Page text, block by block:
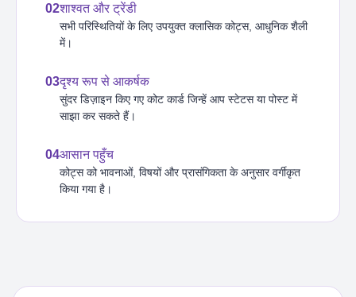
02शाश्वत और ट्रेंडी
सभी परिस्थितियों के लिए उपयुक्त क्लासिक कोट्स, आधुनिक शैली
में।
03दृश्य रूप से आकर्षक
सुंदर डिज़ाइन किए गए कोट कार्ड जिन्हें आप स्टेटस या पोस्ट में
साझा कर सकते हैं।
04आसान पहुँच
कोट्स को भावनाओं, विषयों और प्रासंगिकता के अनुसार वर्गीकृत
किया गया है।